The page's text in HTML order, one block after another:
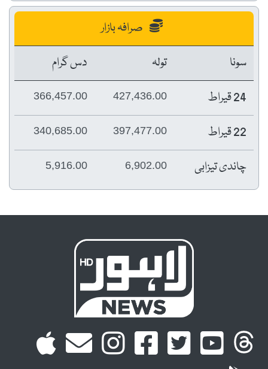
صرافہ بازار
سونا
تولہ
دس گرام
24 قیراط
427,436.00
366,457.00
22 قیراط 397,477.00
340,685.00
چاندی تیزابی 6,902.00
5,916.00